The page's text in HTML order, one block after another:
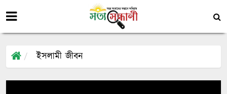
ইসলামী জীবন